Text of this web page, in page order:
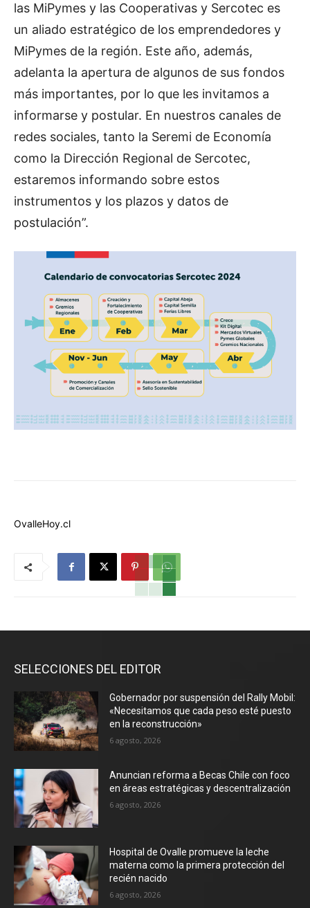
las MiPymes y las Cooperativas y Sercotec es
un aliado estratégico de los emprendedores y
MiPymes de la región. Este año, además,
adelanta la apertura de algunos de sus fondos
más importantes, por lo que les invitamos a
informarse y postular. En nuestros canales de
redes sociales, tanto la Seremi de Economía
como la Dirección Regional de Sercotec,
estaremos informando sobre estos
instrumentos y los plazos y datos de
postulación”.
OvalleHoy.cl
SELECCIONES DEL EDITOR
Gobernador por suspensión del Rally Mobil:
«Necesitamos que cada peso esté puesto
en la reconstrucción»
6 agosto, 2026
Anuncian reforma a Becas Chile con foco
en áreas estratégicas y descentralización
6 agosto, 2026
Hospital de Ovalle promueve la leche
materna como la primera protección del
recién nacido
6 agosto, 2026